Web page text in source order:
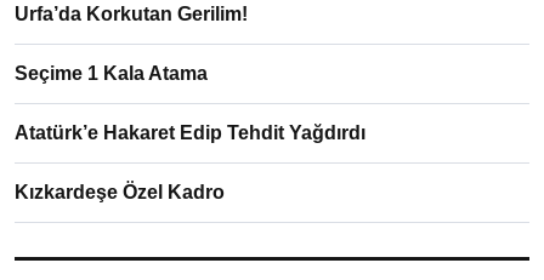
Urfa’da Korkutan Gerilim!
Seçime 1 Kala Atama
Atatürk’e Hakaret Edip Tehdit Yağdırdı
Kızkardeşe Özel Kadro